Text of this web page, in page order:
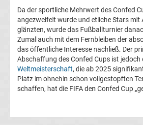
Ergebnisse
3.
Liga
Da der sportliche Mehrwert des Confed
angezweifelt wurde und etliche Stars mit
glänzten, wurde das Fußballturnier
Zumal auch mit dem Fernbleiben der
das öffentliche Interesse nachließ. Der
Abschaffung des Confed Cups ist jedoch
Weltmeisterschaft, die ab 2025
Platz im ohnehin schon vollgestopften
schaffen, hat die FIFA den Confed Cup